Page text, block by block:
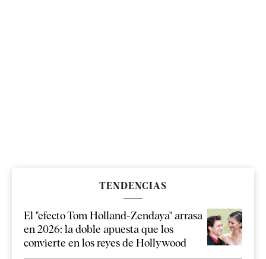
TENDENCIAS
El "efecto Tom Holland-Zendaya" arrasa
en 2026: la doble apuesta que los
convierte en los reyes de Hollywood